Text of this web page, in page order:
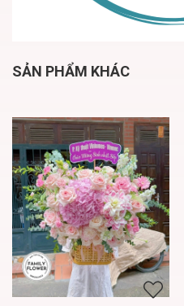
SẢN PHẨM KHÁC